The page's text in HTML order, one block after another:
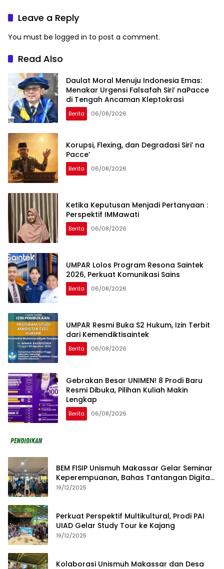
Leave a Reply
You must be logged in to post a comment.
Read Also
Daulat Moral Menuju Indonesia Emas:
Menakar Urgensi Falsafah Siri’ naPacce
di Tengah Ancaman Kleptokrasi
Berita 06/08/2026
Korupsi, Flexing, dan Degradasi Siri’ na
Pacce’
Berita 06/08/2026
Ketika Keputusan Menjadi Pertanyaan :
Perspektif IMMawati
Berita 06/08/2026
UMPAR Lolos Program Resona Saintek
2026, Perkuat Komunikasi Sains
Berita 06/08/2026
UMPAR Resmi Buka S2 Hukum, Izin Terbit
dari Kemendiktisaintek
Berita 06/08/2026
Gebrakan Besar UNIMEN! 8 Prodi Baru
Resmi Dibuka, Pilihan Kuliah Makin
Lengkap
Berita 06/08/2026
BEM FISIP Unismuh Makassar Gelar Seminar
Keperempuanan, Bahas Tantangan Digital
dan Budaya Lokal
19/12/2025
Perkuat Perspektif Multikultural, Prodi PAI
UIAD Gelar Study Tour ke Kajang
19/12/2025
Kolaborasi Unismuh Makassar dan Desa